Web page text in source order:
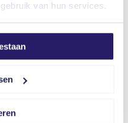
van hun services.
tijdelijk onderdak
van dekking. Dit geldt
vluchtelingen in een
van vluchtelingen